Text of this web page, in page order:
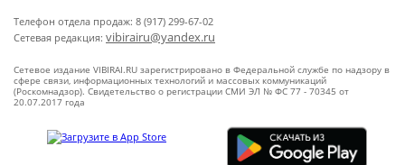
Телефон отдела продаж: 8 (917) 299-67-02
Сетевая редакция: vibirairu@yandex.ru
Сетевое издание VIBIRAI.RU зарегистрировано в Федеральной службе по надзору в
сфере связи, информационных технологий и массовых коммуникаций
(Роскомнадзор). Свидетельство о регистрации СМИ ЭЛ № ФС 77 - 70345 от
20.07.2017 года